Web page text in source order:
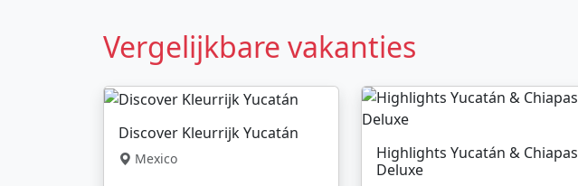
Vergelijkbare vakanties
Discover Kleurrijk Yucatán
Mexico
Highlights Yucatán & Chiapas
Deluxe